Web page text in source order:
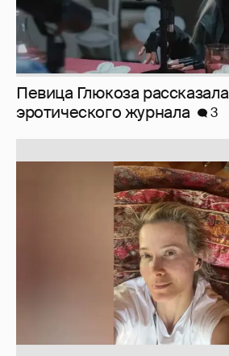
Юлия Высоцкая выложила